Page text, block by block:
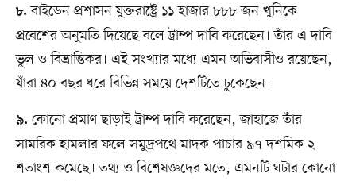
৮. বাইডেন প্রশাসন যুক্তরাষ্ট্রে ১১ হাজার ৮৮৮ জন খুনিকে
প্রবেশের অনুমতি দিয়েছে বলে ট্রাম্প দাবি করেছেন। তাঁর এ দাবি
ভুল ও বিভ্রান্তিকর। এই সংখ্যার মধ্যে এমন অভিবাসীও রয়েছেন,
যাঁরা ৪০ বছর ধরে বিভিন্ন সময়ে দেশটিতে ঢুকেছেন।
৯. কোনো প্রমাণ ছাড়াই ট্রাম্প দাবি করেছেন, জাহাজে তাঁর
সামরিক হামলার ফলে সমুদ্রপথে মাদক পাচার ৯৭ দশমিক ২
শতাংশ কমেছে। তথ্য ও বিশেষজ্ঞদের মতে, এমনটি ঘটার কোনো